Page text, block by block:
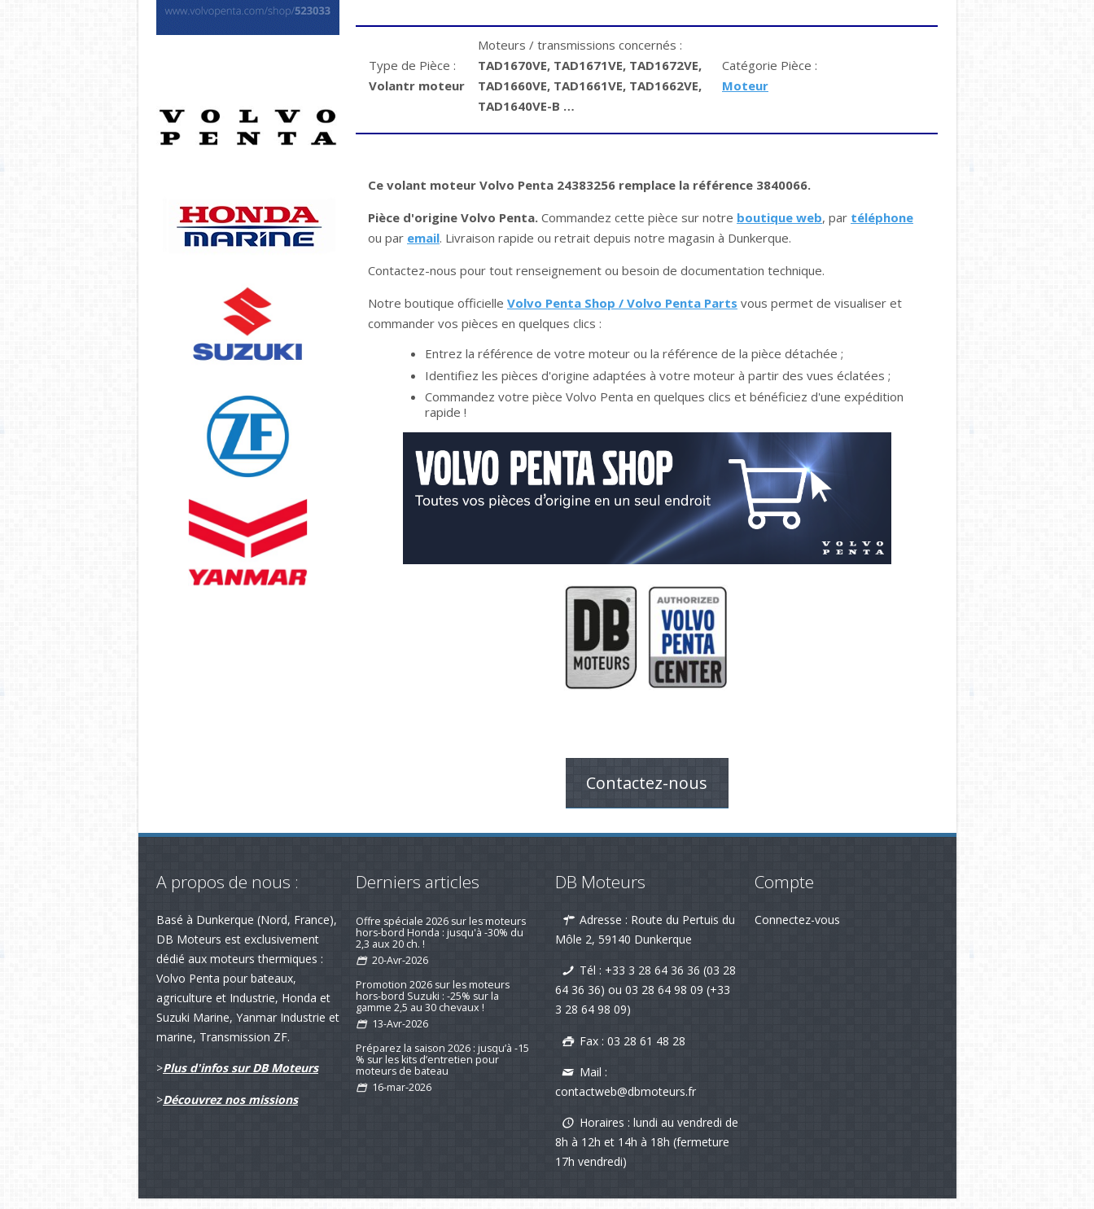
Type de Pièce :
Volantr moteur
Moteurs / transmissions concernés :
TAD1670VE, TAD1671VE, TAD1672VE,
TAD1660VE, TAD1661VE, TAD1662VE,
TAD1640VE-B …
Catégorie Pièce :
Moteur
Ce volant moteur Volvo Penta 24383256 remplace la référence 3840066.
Pièce d'origine Volvo Penta. Commandez cette pièce sur notre boutique web, par téléphone
ou par email. Livraison rapide ou retrait depuis notre magasin à Dunkerque.
Contactez-nous pour tout renseignement ou besoin de documentation technique.
Notre boutique officielle Volvo Penta Shop / Volvo Penta Parts vous permet de visualiser et
commander vos pièces en quelques clics :
Entrez la référence de votre moteur ou la référence de la pièce détachée ;
Identifiez les pièces d'origine adaptées à votre moteur à partir des vues éclatées ;
Commandez votre pièce Volvo Penta en quelques clics et bénéficiez d'une expédition
rapide !
Contactez-nous
A propos de nous :
Basé à Dunkerque (Nord, France),
DB Moteurs est exclusivement
dédié aux moteurs thermiques :
Volvo Penta pour bateaux,
agriculture et Industrie, Honda et
Suzuki Marine, Yanmar Industrie et
marine, Transmission ZF.
>Plus d'infos sur DB Moteurs
>Découvrez nos missions
Derniers articles
Remotorisation d'un voilier suivi d'un
avis client qui fait plaisir !
19-nov-2025
Offre spéciale 2026 sur les moteurs
hors-bord Honda : jusqu'à -30% du
2,3 aux 20 ch. !
20-Avr-2026
Promotion 2026 sur les moteurs
hors-bord Suzuki : -25% sur la
gamme 2,5 au 30 chevaux !
13-Avr-2026
DB Moteurs
Adresse : Route du Pertuis du
Môle 2, 59140 Dunkerque
Tél : +33 3 28 64 36 36 (03 28
64 36 36) ou 03 28 64 98 09 (+33
3 28 64 98 09)
Fax : 03 28 61 48 28
Mail :
contactweb@dbmoteurs.fr
Horaires : lundi au vendredi de
8h à 12h et 14h à 18h (fermeture
17h vendredi)
Compte
Connectez-vous